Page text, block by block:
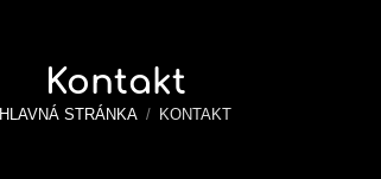
Kontakt
HLAVNÁ STRÁNKA / KONTAKT